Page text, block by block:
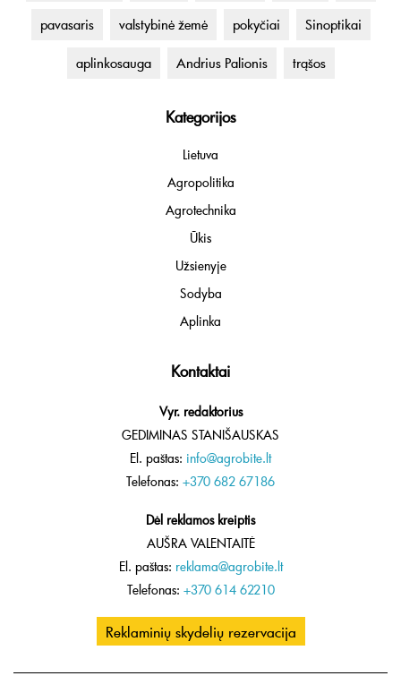
pavasaris valstybinė žemė pokyčiai Sinoptikai
aplinkosauga Andrius Palionis trąšos
Kategorijos
Lietuva
Agropolitika
Agrotechnika
Ūkis
Užsienyje
Sodyba
Aplinka
Kontaktai
Vyr. redaktorius
GEDIMINAS STANIŠAUSKAS
El. paštas: info@agrobite.lt
Telefonas: +370 682 67186
Dėl reklamos kreiptis
AUŠRA VALENTAITĖ
El. paštas: reklama@agrobite.lt
Telefonas: +370 614 62210
Reklaminių skydelių rezervacija